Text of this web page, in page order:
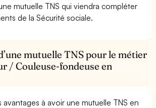
mutuelle TNS qui viendra compléter
de la Sécurité sociale.
mutuelle TNS pour le métier
/ Couleuse-fondeuse en
avantages à avoir une mutuelle TNS en